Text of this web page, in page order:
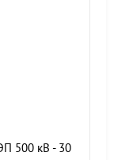
500 кВ - 30